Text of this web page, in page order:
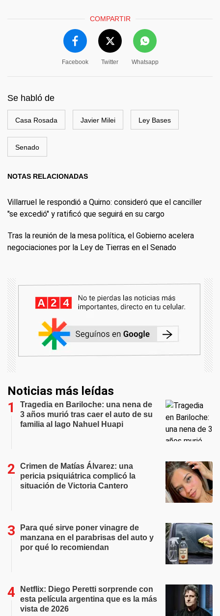
COMPARTIR
Facebook Twitter Whatsapp
Se habló de
Casa Rosada Javier Milei Ley Bases
Senado
NOTAS RELACIONADAS
Villarruel le respondió a Quirno: consideró que el canciller
"se excedió" y ratificó que seguirá en su cargo
Tras la reunión de la mesa política, el Gobierno acelera
negociaciones por la Ley de Tierras en el Senado
Noticias más leídas
Tragedia en Bariloche: una nena de
3 años murió tras caer el auto de su
familia al lago Nahuel Huapi
Crimen de Matías Álvarez: una
pericia psiquiátrica complicó la
situación de Victoria Cantero
Para qué sirve poner vinagre de
manzana en el parabrisas del auto y
por qué lo recomiendan
Netflix: Diego Peretti sorprende con
esta película argentina que es la más
vista de 2026